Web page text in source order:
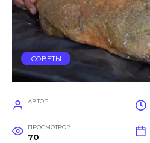
СОВЕТЫ
АВТОР
ПРОСМОТРОВ
70